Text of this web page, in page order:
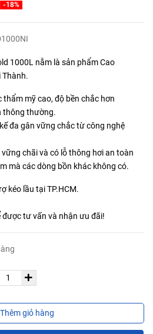
-18%
1000L nằm là sản phẩm Cao
Thành.
thẩm mỹ cao, độ bền chắc hơn
thông thường.
đa gân vững chắc từ công nghệ
vững chãi và có lỗ thông hơi an toàn
mà các dòng bồn khác không có.
kéo lầu tại TP.HCM.
được tư vấn và nhận ưu đãi!
Thêm giỏ hàng